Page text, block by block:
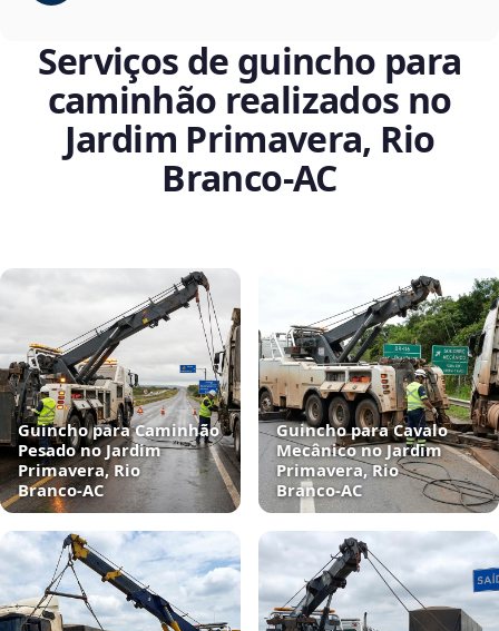
Serviços de guincho para
caminhão realizados no
Jardim Primavera, Rio
Branco‑AC
Guincho para Caminhão
Pesado no Jardim
Primavera, Rio
Branco‑AC
Guincho para Cavalo
Mecânico no Jardim
Primavera, Rio
Branco‑AC